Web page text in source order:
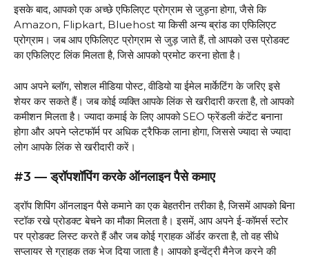
इसके बाद, आपको एक अच्छे एफिलिएट प्रोग्राम से जुड़ना होगा, जैसे कि
Amazon, Flipkart, Bluehost या किसी अन्य ब्रांड का एफिलिएट
प्रोग्राम। जब आप एफिलिएट प्रोग्राम से जुड़ जाते हैं, तो आपको उस प्रोडक्ट
का एफिलिएट लिंक मिलता है, जिसे आपको प्रमोट करना होता है।
आप अपने ब्लॉग, सोशल मीडिया पोस्ट, वीडियो या ईमेल मार्केटिंग के जरिए इसे
शेयर कर सकते हैं। जब कोई व्यक्ति आपके लिंक से खरीदारी करता है, तो आपको
कमीशन मिलता है। ज्यादा कमाई के लिए आपको SEO फ्रेंडली कंटेंट बनाना
होगा और अपने प्लेटफॉर्म पर अधिक ट्रैफिक लाना होगा, जिससे ज्यादा से ज्यादा
लोग आपके लिंक से खरीदारी करें।
#3 — ड्रॉपशॉपिंग करके ऑनलाइन पैसे कमाए
ड्रॉप शिपिंग ऑनलाइन पैसे कमाने का एक बेहतरीन तरीका है, जिसमें आपको बिना
स्टॉक रखे प्रोडक्ट बेचने का मौका मिलता है। इसमें, आप अपने ई-कॉमर्स स्टोर
पर प्रोडक्ट लिस्ट करते हैं और जब कोई ग्राहक ऑर्डर करता है, तो वह सीधे
सप्लायर से ग्राहक तक भेज दिया जाता है। आपको इन्वेंट्री मैनेज करने की